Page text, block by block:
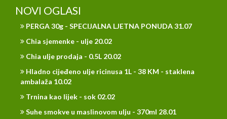
NOVI OGLASI
PERGA 30g - SPECIJALNA LJETNA PONUDA 31.07
Chia sjemenke - ulje 20.02
Chia ulje prodaja - 0.5L 20.02
Hladno cijeđeno ulje ricinusa 1L - 38 KM - staklena
ambalaža 10.02
Trnina kao lijek - sok 02.02
Suhe smokve u maslinovom ulju - 370ml 28.01